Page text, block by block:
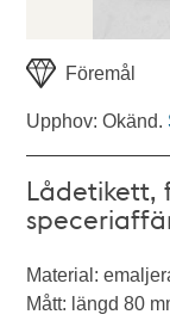
Föremål
Upphov: Okänd.
Lådetikett,
Material:
Mått: längd 80